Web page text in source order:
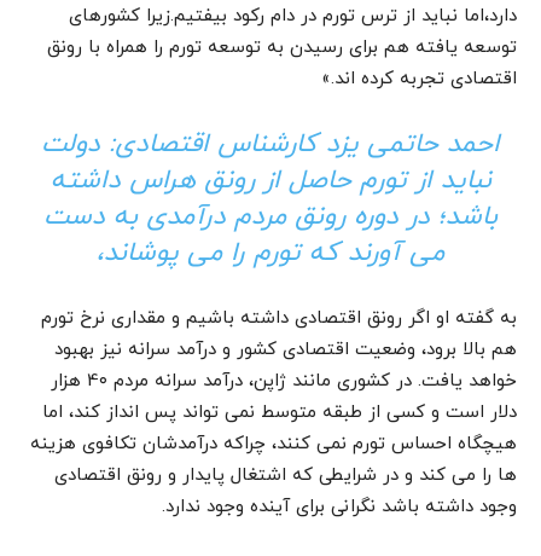
دارد،اما نباید از ترس تورم در دام رکود بیفتیم.زیرا کشورهای
توسعه یافته هم برای رسیدن به توسعه تورم را همراه با رونق
اقتصادی تجربه کرده اند.»
احمد حاتمی یزد کارشناس اقتصادی: دولت
نباید از تورم حاصل از رونق هراس داشته
باشد؛ در دوره رونق مردم درآمدی به دست
می آورند که تورم را می پوشاند،
به گفته او اگر رونق اقتصادی داشته باشیم و مقداری نرخ تورم
هم بالا برود، وضعیت اقتصادی کشور و درآمد سرانه نیز بهبود
خواهد یافت. در کشوری مانند ژاپن، درآمد سرانه مردم 4۰ هزار
دلار است و کسی از طبقه متوسط نمی تواند پس انداز کند، اما
هیچگاه احساس تورم نمی کنند، چراکه درآمدشان تکافوی هزینه
ها را می کند و در شرایطی که اشتغال پایدار و رونق اقتصادی
وجود داشته باشد نگرانی برای آینده وجود ندارد.